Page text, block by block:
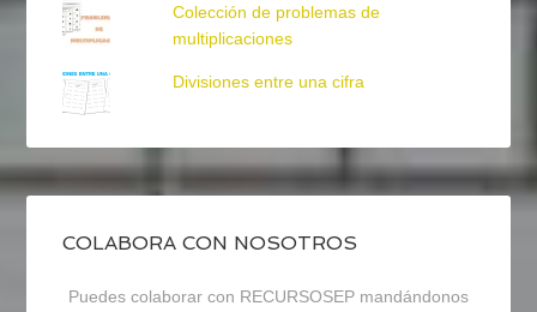
Colección de problemas de
multiplicaciones
Divisiones entre una cifra
COLABORA CON NOSOTROS
Puedes colaborar con RECURSOSEP mandándonos